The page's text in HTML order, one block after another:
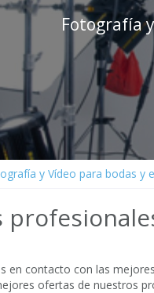
Fotografía
y Vídeo para bodas y
en contacto con las
ofertas de nuestros